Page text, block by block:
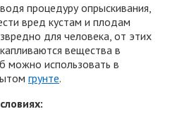
процедуру опрыскивания,
вред кустам и плодам
для человека, от этих
вещества в
можно использовать в
грунте.